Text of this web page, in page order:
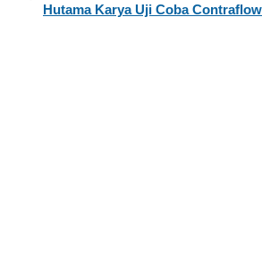
Hutama Karya Uji Coba